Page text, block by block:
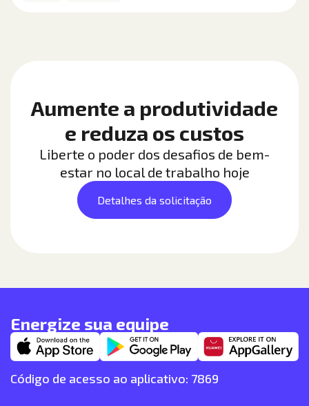
Aumente a produtividade
e reduza os custos
Liberte o poder dos desafios de bem-
estar no local de trabalho hoje
Detalhes da solicitação
Energize sua equipe
Código de acesso ao aplicativo: 7869